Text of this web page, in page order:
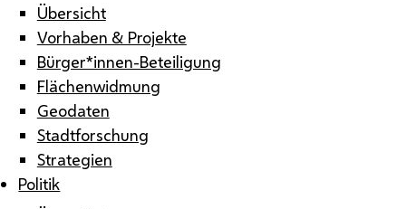
Übersicht
Vorhaben & Projekte
Bürger*innen-Beteiligung
Flächenwidmung
Geodaten
Stadtforschung
Strategien
Politik